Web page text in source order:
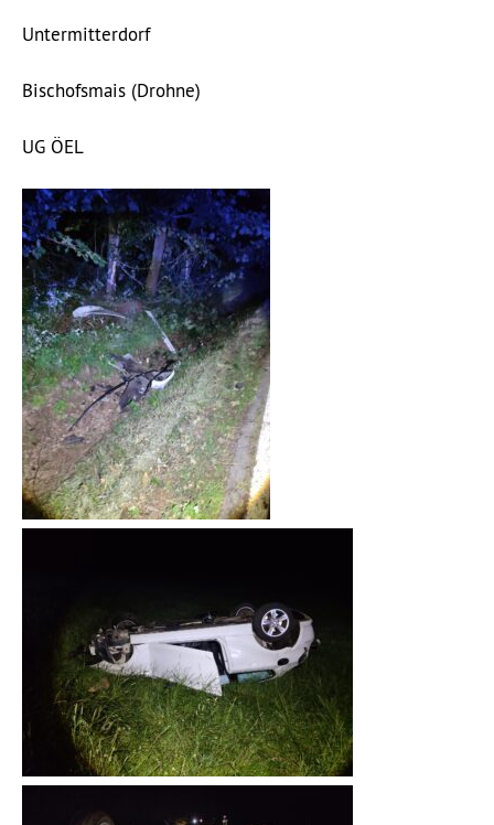
Untermitterdorf
Bischofsmais (Drohne)
UG ÖEL